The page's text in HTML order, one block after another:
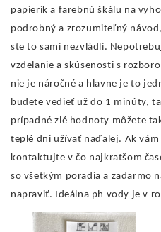
papierik a farebnú škálu na
podrobný a zrozumiteľný
ste to sami nezvládli.
vzdelanie a skúsenosti s
nie je náročné a hlavne je to
budete vedieť už do 1 minúty,
prípadné zlé hodnoty môžete
teplé dni užívať naďalej. Ak vám
kontaktujte v čo najkratšom
so všetkým poradia a zadarmo
napraviť. Ideálna ph vody je v